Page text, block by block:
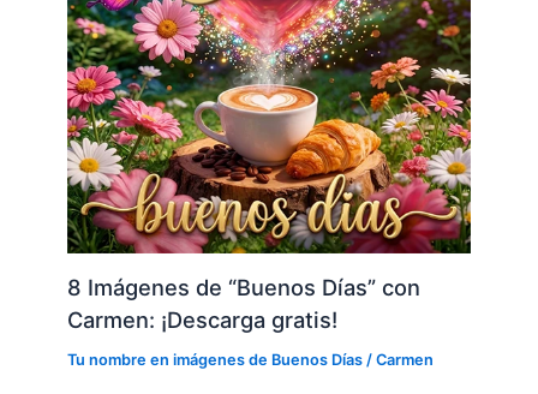
8 Imágenes de “Buenos Días” con
Carmen: ¡Descarga gratis!
Tu nombre en imágenes de Buenos Días /Carmen